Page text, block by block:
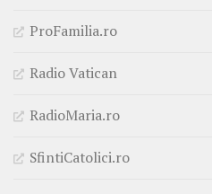
ProFamilia.ro
Radio Vatican
RadioMaria.ro
SfintiCatolici.ro